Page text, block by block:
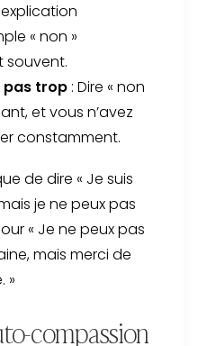
« non »
souvent.
pas trop : Dire « non
et vous n’avez
constamment.
de dire « Je suis
je ne peux pas
« Je ne peux pas
mais merci de
»
compassion